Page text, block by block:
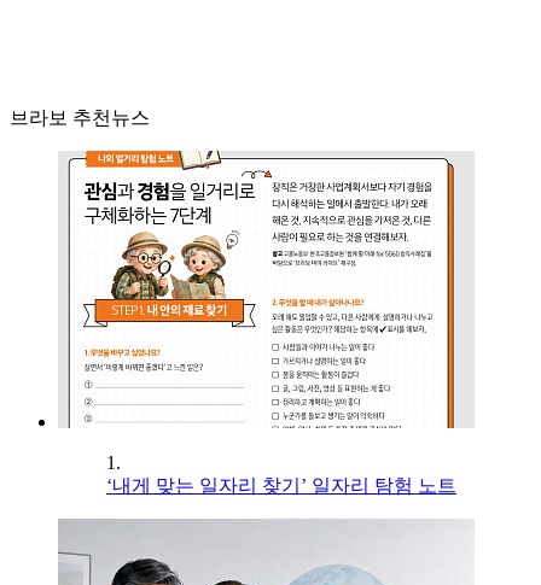
브라보 추천뉴스
1.
‘내게 맞는 일자리 찾기’ 일자리 탐험 노트